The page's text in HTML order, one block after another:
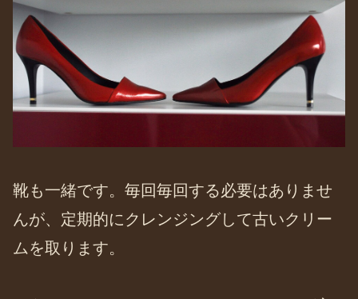
靴も一緒です。毎回毎回する必要はありませ
んが、定期的にクレンジングして古いクリー
ムを取ります。